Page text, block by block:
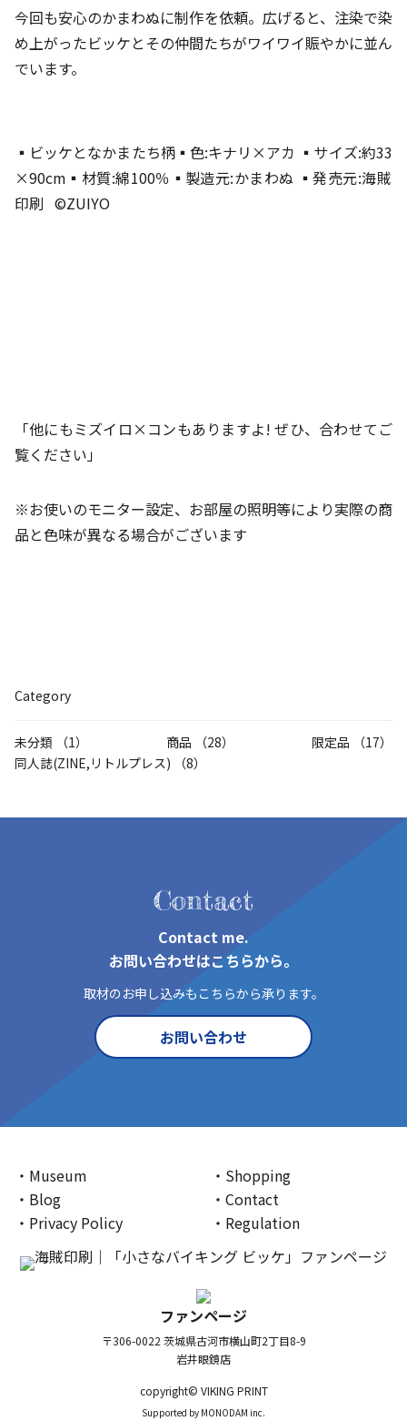
今回も安心のかまわぬに制作を依頼。広げると、注染で染
め上がったビッケとその仲間たちがワイワイ賑やかに並ん
でいます。
▪️ビッケとなかまたち柄▪️色:キナリ×アカ ▪️サイズ:約33
×90cm▪️材質:綿100％▪️製造元:かまわぬ ▪️発売元:海賊
印刷 ©️ZUIYO
「他にもミズイロ×コンもありますよ! ぜひ、合わせてご
覧ください」
※お使いのモニター設定、お部屋の照明等により実際の商
品と色味が異なる場合がございます
Category
未分類 （1） 商品 （28）
限定品 （17）
同人誌(ZINE,リトルプレス) （8）
Contact
Contact me.
お問い合わせはこちらから。
取材のお申し込みもこちらから承ります。
お問い合わせ
Museum
Shopping
Blog
Contact
Privacy Policy
Regulation
ファンページ
〒306-0022 茨城県古河市横山町2丁目8-9
岩井眼鏡店
copyright© VIKING PRINT
Supported by MONODAM inc.
Home